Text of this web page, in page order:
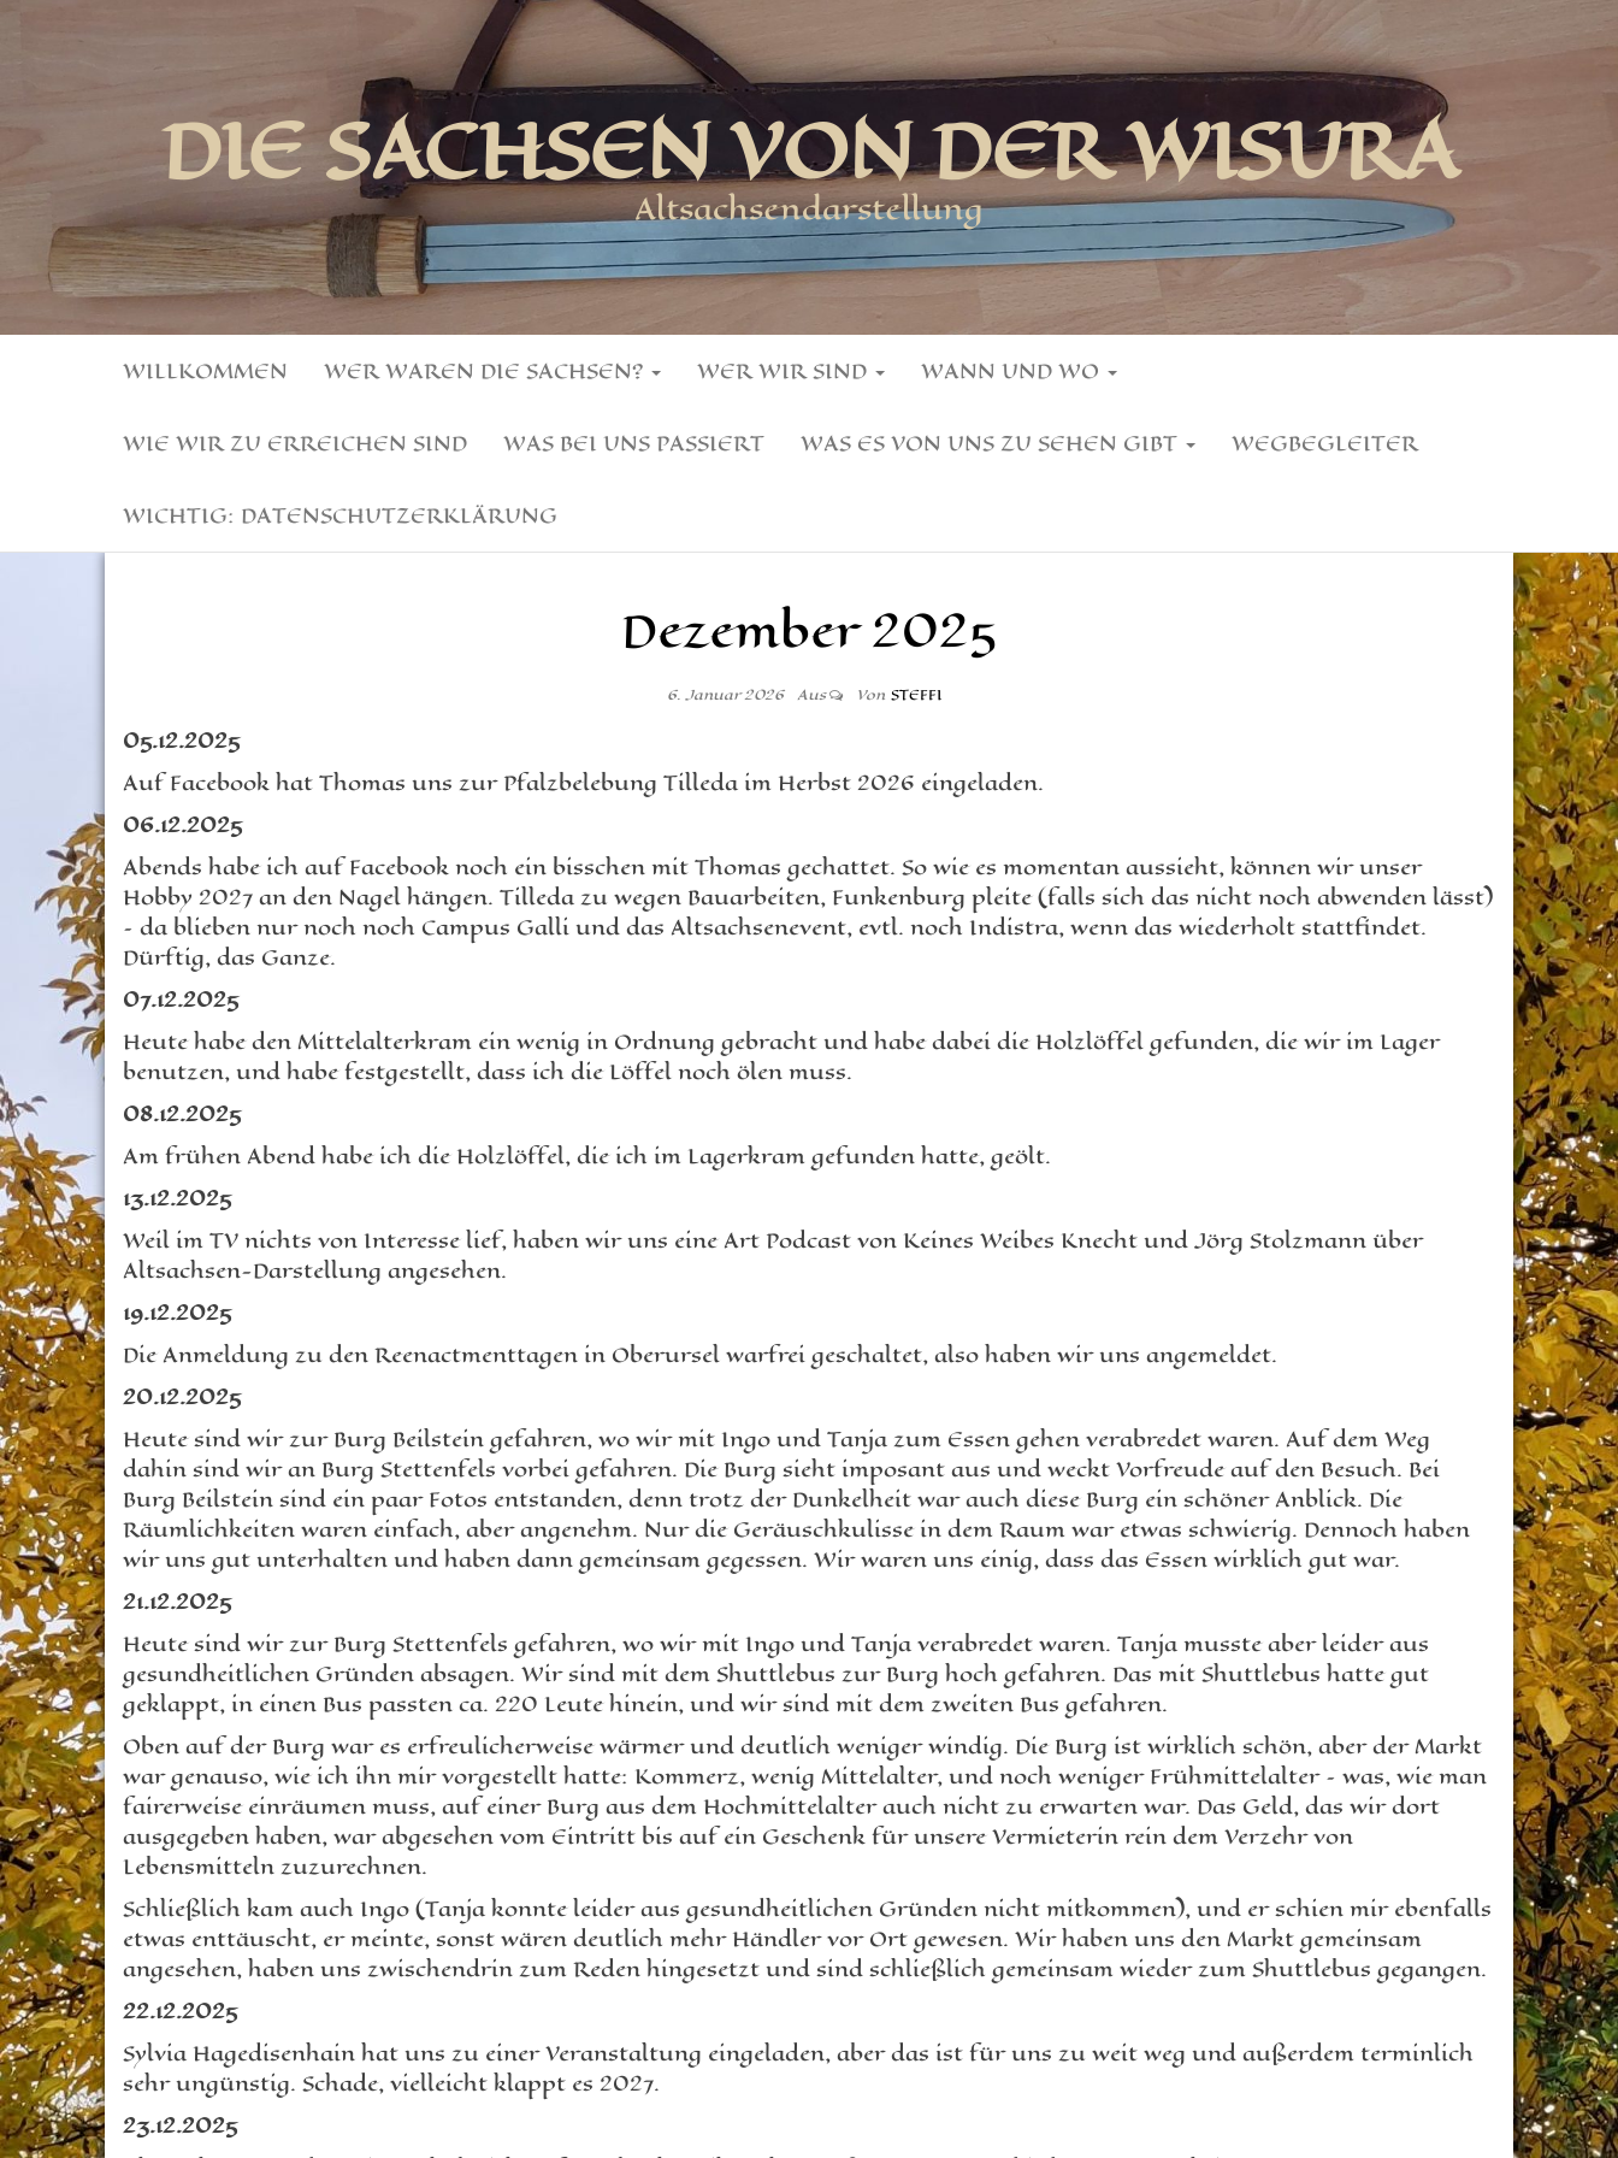
DIE SACHSEN VON DER WISURA
Altsachsendarstellung
WILLKOMMEN WER WAREN DIE SACHSEN? WER WIR SIND WANN UND WO
WIE WIR ZU ERREICHEN SIND WAS BEI UNS PASSIERT WAS ES VON UNS ZU SEHEN GIBT WEGBEGLEITER
WICHTIG: DATENSCHUTZERKLÄRUNG
Dezember 2025
6. Januar 2026 Aus Von STEFFI
05.12.2025
Auf Facebook hat Thomas uns zur Pfalzbelebung Tilleda im Herbst 2026 eingeladen.
06.12.2025
Abends habe ich auf Facebook noch ein bisschen mit Thomas gechattet. So wie es momentan aussieht, können wir unser
Hobby 2027 an den Nagel hängen. Tilleda zu wegen Bauarbeiten, Funkenburg pleite (falls sich das nicht noch abwenden lässt)
– da blieben nur noch noch Campus Galli und das Altsachsenevent, evtl. noch Indistra, wenn das wiederholt stattfindet.
Dürftig, das Ganze.
07.12.2025
Heute habe den Mittelalterkram ein wenig in Ordnung gebracht und habe dabei die Holzlöffel gefunden, die wir im Lager
benutzen, und habe festgestellt, dass ich die Löffel noch ölen muss.
08.12.2025
Am frühen Abend habe ich die Holzlöffel, die ich im Lagerkram gefunden hatte, geölt.
13.12.2025
Weil im TV nichts von Interesse lief, haben wir uns eine Art Podcast von Keines Weibes Knecht und Jörg Stolzmann über
Altsachsen-Darstellung angesehen.
19.12.2025
Die Anmeldung zu den Reenactmenttagen in Oberursel warfrei geschaltet, also haben wir uns angemeldet.
20.12.2025
Heute sind wir zur Burg Beilstein gefahren, wo wir mit Ingo und Tanja zum Essen gehen verabredet waren. Auf dem Weg
dahin sind wir an Burg Stettenfels vorbei gefahren. Die Burg sieht imposant aus und weckt Vorfreude auf den Besuch. Bei
Burg Beilstein sind ein paar Fotos entstanden, denn trotz der Dunkelheit war auch diese Burg ein schöner Anblick. Die
Räumlichkeiten waren einfach, aber angenehm. Nur die Geräuschkulisse in dem Raum war etwas schwierig. Dennoch haben
wir uns gut unterhalten und haben dann gemeinsam gegessen. Wir waren uns einig, dass das Essen wirklich gut war.
21.12.2025
Heute sind wir zur Burg Stettenfels gefahren, wo wir mit Ingo und Tanja verabredet waren. Tanja musste aber leider aus
gesundheitlichen Gründen absagen. Wir sind mit dem Shuttlebus zur Burg hoch gefahren. Das mit Shuttlebus hatte gut
geklappt, in einen Bus passten ca. 220 Leute hinein, und wir sind mit dem zweiten Bus gefahren.
Oben auf der Burg war es erfreulicherweise wärmer und deutlich weniger windig. Die Burg ist wirklich schön, aber der Markt
war genauso, wie ich ihn mir vorgestellt hatte: Kommerz, wenig Mittelalter, und noch weniger Frühmittelalter – was, wie man
fairerweise einräumen muss, auf einer Burg aus dem Hochmittelalter auch nicht zu erwarten war. Das Geld, das wir dort
ausgegeben haben, war abgesehen vom Eintritt bis auf ein Geschenk für unsere Vermieterin rein dem Verzehr von
Lebensmitteln zuzurechnen.
Schließlich kam auch Ingo (Tanja konnte leider aus gesundheitlichen Gründen nicht mitkommen), und er schien mir ebenfalls
etwas enttäuscht, er meinte, sonst wären deutlich mehr Händler vor Ort gewesen. Wir haben uns den Markt gemeinsam
angesehen, haben uns zwischendrin zum Reden hingesetzt und sind schließlich gemeinsam wieder zum Shuttlebus gegangen.
22.12.2025
Sylvia Hagedisenhain hat uns zu einer Veranstaltung eingeladen, aber das ist für uns zu weit weg und außerdem terminlich
sehr ungünstig. Schade, vielleicht klappt es 2027.
23.12.2025